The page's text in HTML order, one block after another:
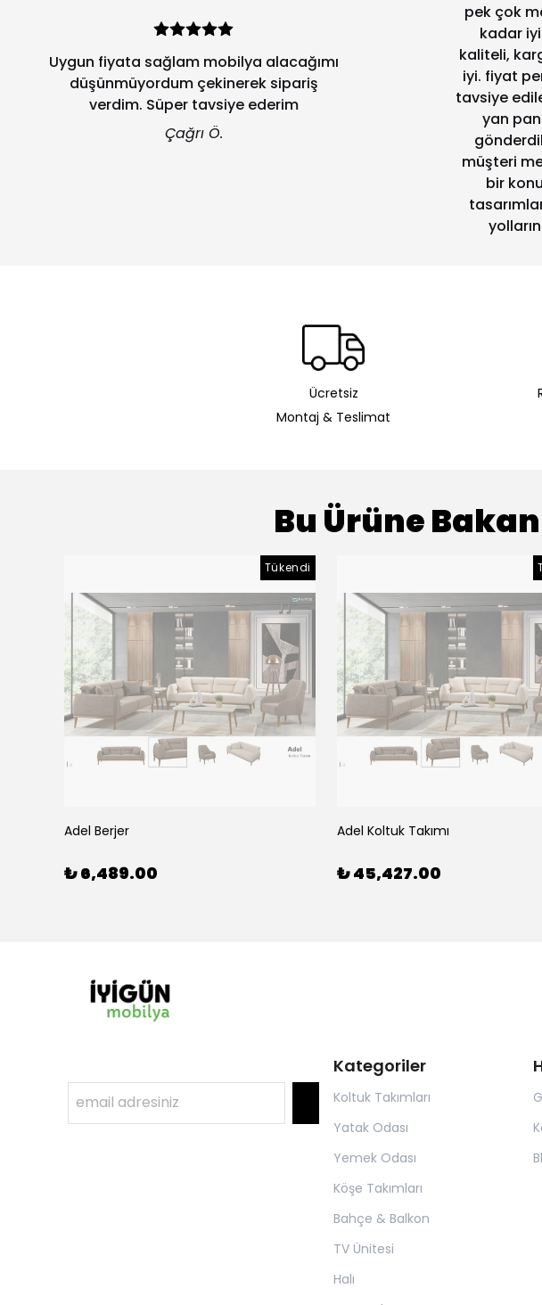
Uygun fiyata sağlam mobilya alacağımı
düşünmüyordum çekinerek sipariş
verdim. Süper tavsiye ederim
Çağrı Ö.
pek çok
kadar
kaliteli,
iyi. fiyat
tavsiye
yan
müşteri
bir
Ücretsiz
Montaj & Teslimat
Bu Ürüne
Tükendi
Adel Berjer
₺ 6,489.00
Adel Koltuk Takımı
₺ 45,427.00
Kategoriler
Koltuk Takımları
Yatak Odası
Yemek Odası
Köşe Takımları
Bahçe & Balkon
TV Ünitesi
Halı